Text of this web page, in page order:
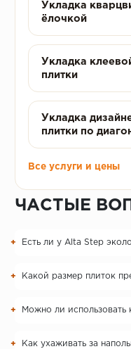
Укладка
ёлочкой
Укладка
плитки
Укладка
плитки по
Все услуги и цены
ЧАСТЫЕ
Есть ли у Alta Step
Какой размер плиток
Можно ли использовать
Как ухаживать за